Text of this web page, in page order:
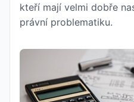
kteří mají velmi dobře
právní problematiku.